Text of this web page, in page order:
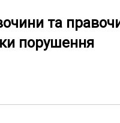
та
порушення